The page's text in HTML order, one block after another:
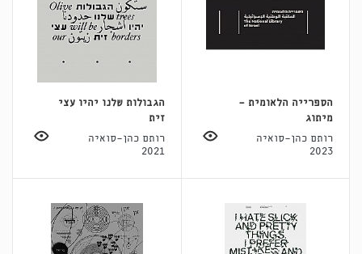
הספרייה הלאומית -
מיתוג
רותם כהן-סואיה
2023
הגבולות שלנו יהיו עצי
זית
רותם כהן-סואיה
2021